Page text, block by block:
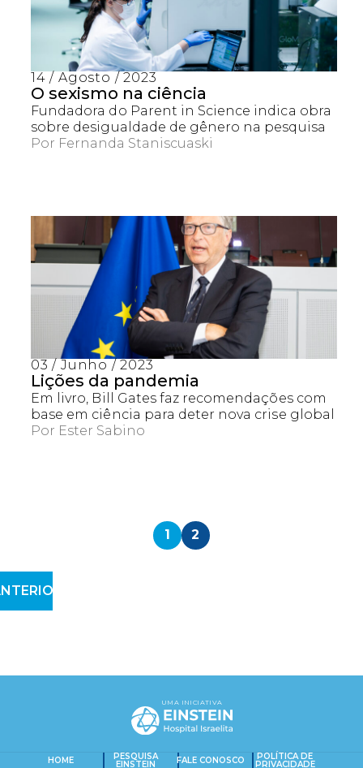
SEARCH IN TITLE
PESQUISAR NO CONTEÚDO
14 / Agosto / 2023
O sexismo na ciência
Fundadora do Parent in Science indica obra
sobre desigualdade de gênero na pesquisa
Por Fernanda Staniscuaski
03 / Junho / 2023
Lições da pandemia
Em livro, Bill Gates faz recomendações com
base em ciência para deter nova crise global
Por Ester Sabino
1 2
HOME PESQUISA
EINSTEIN FALE CONOSCO POLÍTICA DE
PRIVACIDADE
UMA INICIATIVA